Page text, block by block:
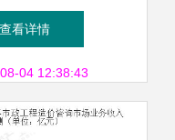
三年升级路径与
咨询策略
查看详情
04 12:38:43